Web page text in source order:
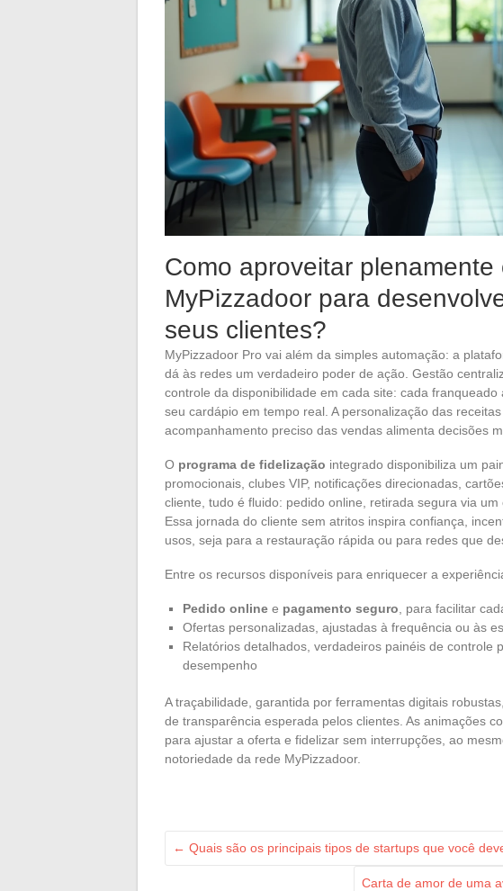
Como aproveitar plenamente
MyPizzadoor para
seus clientes?
MyPizzadoor Pro vai além da simples automação: a
dá às redes um verdadeiro poder de ação. Gestão
controle da disponibilidade em cada site: cada
seu cardápio em tempo real. A personalização das
acompanhamento preciso das vendas alimenta decisões
O programa de fidelização integrado disponibiliza um
promocionais, clubes VIP, notificações direcionadas,
cliente, tudo é fluido: pedido online, retirada segura via
Essa jornada do cliente sem atritos inspira confiança,
usos, seja para a restauração rápida ou para redes que
Entre os recursos disponíveis para enriquecer a
Pedido online e pagamento seguro , para facilitar
Ofertas personalizadas, ajustadas à frequência ou às
Relatórios detalhados, verdadeiros painéis de controle
desempenho
A traçabilidade, garantida por ferramentas digitais
de transparência esperada pelos clientes. As animações
para ajustar a oferta e fidelizar sem interrupções, ao
notoriedade da rede MyPizzadoor.
← Quais são os principais tipos de startups que você
Carta de amor de uma